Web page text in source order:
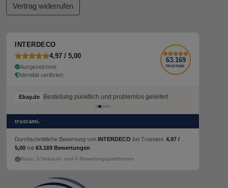
Vertrag widerrufen
INTERDECO
4,97 / 5,00
Ausgezeichnet
Identität verifiziert
63.169
TRUSTAMI.
Ebay.de Bestellung pünktlich und problemlos geliefert
trustami.
Durchschnittliche Bewertung von INTERDECO bei Trustami: 4,97 /
5,00 mit 63.169 Bewertungen
Basis: 3 Verkaufs- und 4 Bewertungsplattformen